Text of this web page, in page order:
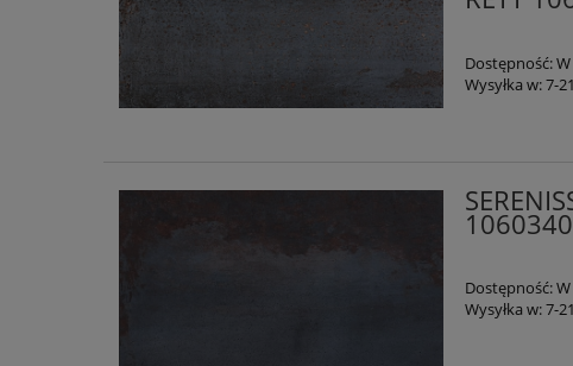
Dostępność:
Wysyłka w:7-
Dostępność:
Wysyłka w:7-